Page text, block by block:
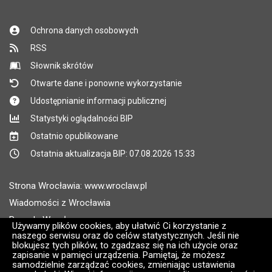
Używamy plików cookies, aby ułatwić Ci korzystanie z
naszego serwisu oraz do celów statystycznych. Jeśli nie
blokujesz tych plików, to zgadzasz się na ich użycie oraz
zapisanie w pamięci urządzenia. Pamiętaj, że możesz
samodzielnie zarządzać cookies, zmieniając ustawienia
Ochrona danych osobowych
RSS
Słownik skrótów
Otwarte dane i ponowne wykorzystanie
Udostępnianie informacji publicznej
Statystyki oglądalności BIP
Ostatnio opublikowane
Ostatnia aktualizacja BIP: 07.08.2026 15:33
Strona Wrocławia: www.wroclaw.pl
Wiadomości z Wrocławia
Pogoda Wrocław
Rozkłady jazdy MPK Wrocław
Administratorem wroclaw.pl jest: ARAW